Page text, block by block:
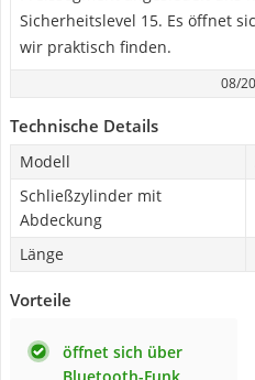
Sicherheitslevel 15. Es öffnet
wir praktisch finden.
08/
Technische Details
Modell
Schließzylinder mit
Abdeckung
Länge
Vorteile
öffnet sich über